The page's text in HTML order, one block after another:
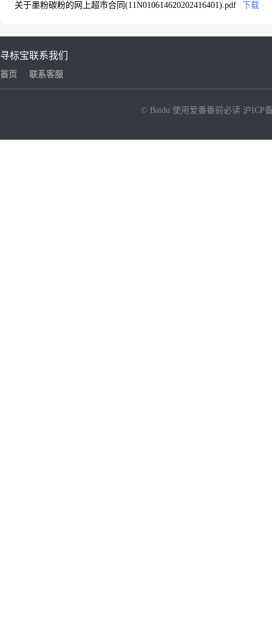
关于墨粉碳粉的网上超市合同(11N010614620202416401).pdf
下载
寻标宝
首页
联系我们
联系客服
© Baidu 使用爱番番前必读 沪ICP